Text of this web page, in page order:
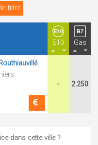
filtre
E10 Gas
- 2.250
dans cette ville ?